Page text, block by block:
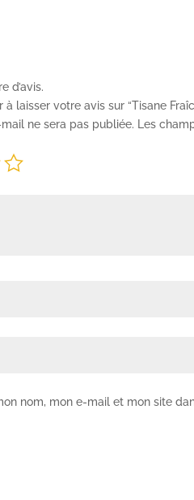
d’avis.
laisser votre avis sur “Tisane
ne sera pas publiée.
Les
nom, mon e-mail et mon site